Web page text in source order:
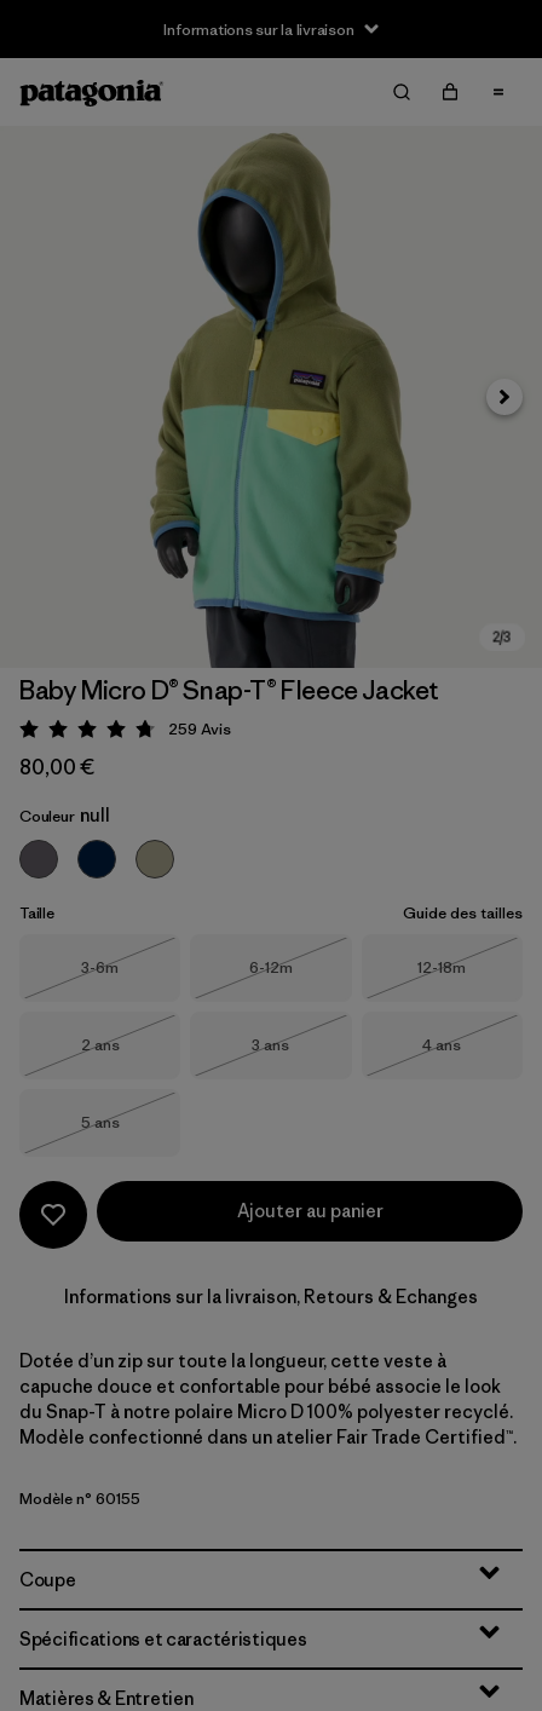
Informations sur la livraison
Baby Micro D® Snap-T® Fleece Jacket
Évaluation: 4.7 / 5
259 Avis
80,00 €
Couleur null
Taille Guide des tailles
Taille
3-6m
Taille
6-12m
Taille
12-18m
Taille
2 ans
Taille
3 ans
Taille
4 ans
Taille
5 ans
Ajouter au panier
Informations sur la livraison, Retours & Echanges
Dotée d’un zip sur toute la longueur, cette veste à
capuche douce et confortable pour bébé associe le look
du Snap-T à notre polaire Micro D 100% polyester recyclé.
Modèle confectionné dans un atelier Fair Trade Certified™.
Modèle n° 60155
Coupe
Spécifications et caractéristiques
Matières & Entretien